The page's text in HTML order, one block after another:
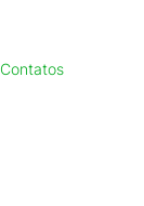
Contatos